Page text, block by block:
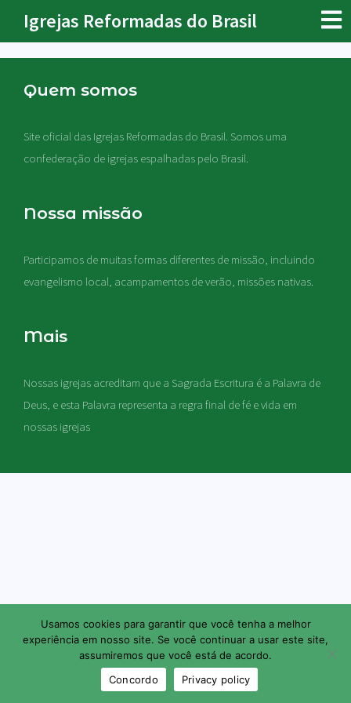
Igrejas Reformadas do Brasil
Quem somos
Site oficial das Igrejas Reformadas do Brasil. Somos uma
confederação de igrejas espalhadas pelo Brasil.
Nossa missão
Participamos de muitas formas diferentes de missão, incluindo
evangelismo local, acampamentos de verão, missões nativas.
Mais
Nossas igrejas acreditam que a Sagrada Escritura é a Palavra de
Deus, e esta Palavra representa a regra final de fé e vida em
nossas igrejas
Usamos cookies para garantir que você tenha a melhor
experiência em nosso site. Se você continuar a usar este site,
assumiremos que você está de acordo.
Concordo
Privacy policy